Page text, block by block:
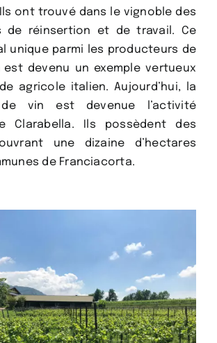
ont trouvé dans le vignoble des
de réinsertion et de travail. Ce
unique parmi les producteurs de
est devenu un exemple vertueux
agricole italien. Aujourd’hui, la
vin est devenue l’activité
Clarabella. Ils possèdent des
une dizaine d’hectares
de Franciacorta.